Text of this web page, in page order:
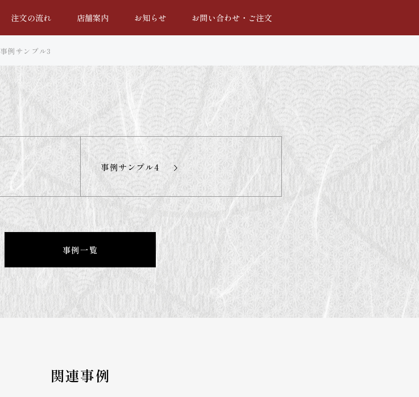
注文の流れ 店舗案内 お知らせ お問い合わせ・ご注文
事例サンプル3
事例サンプル4
事例一覧
関連事例